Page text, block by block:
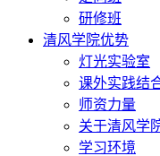
研修班
清风学院优势
灯光实验室
课外实践结
师资力量
关于清风学
学习环境